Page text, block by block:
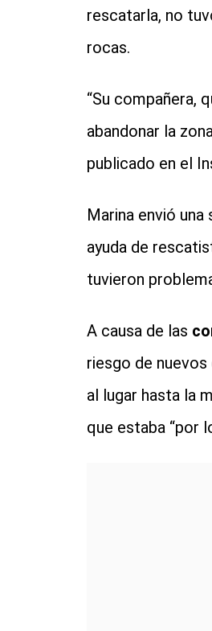
rescatarla, no
rocas.
“Su compañera,
abandonar la
publicado en el
Marina envió
ayuda de
tuvieron
A causa de las
riesgo de
al lugar hasta la
que estaba “por